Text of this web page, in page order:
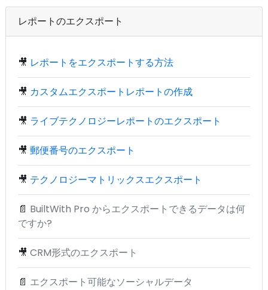
レポートのエクスポート
🎥 レポートをエクスポートする方法
🎥 カスタムエクスポートレポートの作成
🎥 ライブテクノロジーレポートのエクスポート
🎥 郵便番号のエクスポート
🎥 テクノロジーマトリックスエクスポート
📄 BuiltWith Pro からエクスポートできるデータは何
ですか?
🎥 CRM形式のエクスポート
📄 エクスポート可能なソーシャルデータ